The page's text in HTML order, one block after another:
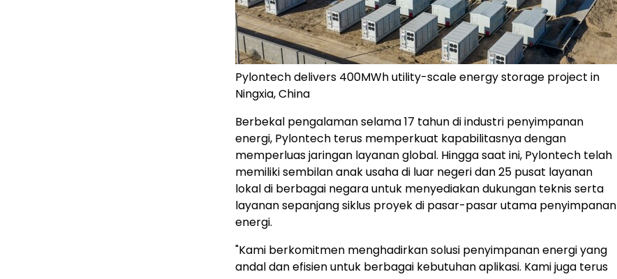
Pylontech delivers 400MWh utility-scale energy storage project in
Ningxia, China
Berbekal pengalaman selama 17 tahun di industri penyimpanan
energi, Pylontech terus memperkuat kapabilitasnya dengan
memperluas jaringan layanan global. Hingga saat ini, Pylontech telah
memiliki sembilan anak usaha di luar negeri dan 25 pusat layanan
lokal di berbagai negara untuk menyediakan dukungan teknis serta
layanan sepanjang siklus proyek di pasar-pasar utama penyimpanan
energi.
"Kami berkomitmen menghadirkan solusi penyimpanan energi yang
andal dan efisien untuk berbagai kebutuhan aplikasi. Kami juga terus